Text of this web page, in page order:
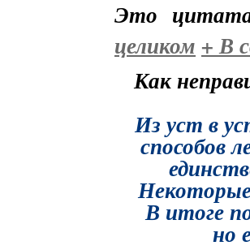
Это
целиком +В
Как
Из уст в
способов
В итоге
но